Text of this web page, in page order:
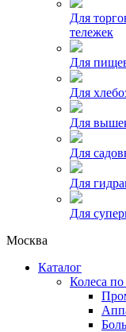
Для
тележек
Для
Для
Для
Для
Для
Для
Москва
Каталог
Колеса